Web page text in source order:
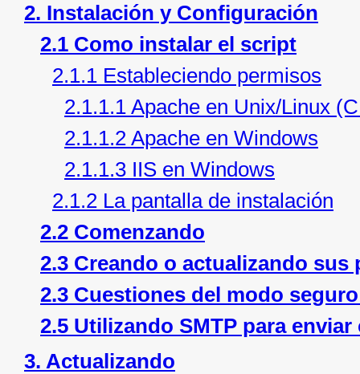
2. Instalación y Configuración
2.1 Como instalar el script
2.1.1 Estableciendo permisos
2.1.1.1 Apache en Unix/Linux
2.1.1.2 Apache en Windows
2.1.1.3 IIS en Windows
2.1.2 La pantalla de instalación
2.2 Comenzando
2.3 Creando o actualizando sus
2.3 Cuestiones del modo
2.5 Utilizando SMTP para
3. Actualizando